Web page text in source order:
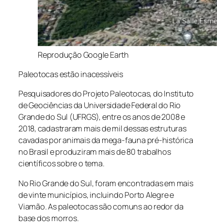
Reprodução Google Earth
Paleotocas estão inacessíveis
Pesquisadores do Projeto Paleotocas, do Instituto
de Geociências da Universidade Federal do Rio
Grande do Sul (UFRGS), entre os anos de 2008 e
2018, cadastraram mais de mil dessas estruturas
cavadas por animais da mega-fauna pré-histórica
no Brasil e produziram mais de 80 trabalhos
científicos sobre o tema.
No Rio Grande do Sul, foram encontradas em mais
de vinte municípios, incluindo Porto Alegre e
Viamão. As paleotocas são comuns ao redor da
base dos morros.